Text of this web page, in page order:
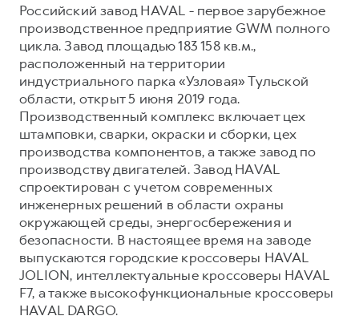
Российский завод HAVAL - первое зарубежное
производственное предприятие GWM полного
цикла. Завод площадью 183 158 кв.м.,
расположенный на территории
индустриального парка «Узловая» Тульской
области, открыт 5 июня 2019 года.
Производственный комплекс включает цех
штамповки, сварки, окраски и сборки, цех
производства компонентов, а также завод по
производству двигателей. Завод HAVAL
спроектирован с учетом современных
инженерных решений в области охраны
окружающей среды, энергосбережения и
безопасности. В настоящее время на заводе
выпускаются городские кроссоверы HAVAL
JOLION, интеллектуальные кроссоверы HAVAL
F7, а также высокофункциональные кроссоверы
HAVAL DARGO.